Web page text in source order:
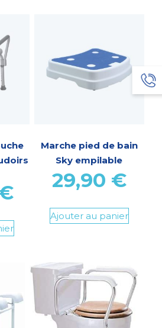
Marche pied de bain
Sky empilable
29,90 €
Ajouter au panier